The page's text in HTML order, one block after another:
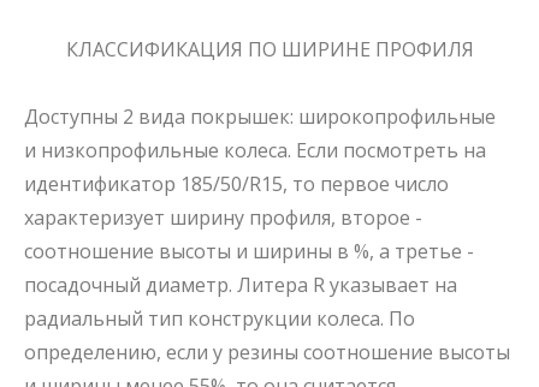
КЛАССИФИКАЦИЯ ПО ШИРИНЕ ПРОФИЛЯ
Доступны 2 вида покрышек: широкопрофильные
и низкопрофильные колеса. Если посмотреть на
идентификатор 185/50/R15, то первое число
характеризует ширину профиля, второе -
соотношение высоты и ширины в %, а третье -
посадочный диаметр. Литера R указывает на
радиальный тип конструкции колеса. По
определению, если у резины соотношение высоты